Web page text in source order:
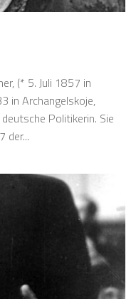
(* 5. Juli 1857 in
in Archangelskoje,
Politikerin. Sie
der...